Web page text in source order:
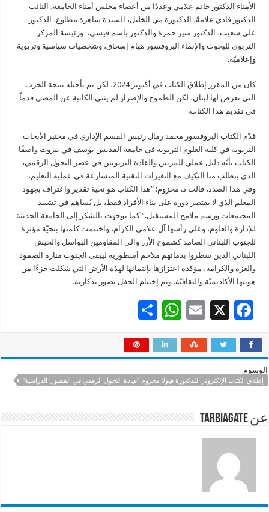
الأمناء الدكتور حاتم علامي وعددًا من أعضاء مجلس أمناء الجامعة، النائب
الدكتور فادي علامةً، الدكتورة مي الخليل، السيدة ساهرة مطاوع، الدكتور
علي شعيب، الدكتور منير حمزة والدكتور باسم قيسي، ورئيسة المركز
التربوي للبحوث والإنماء البروفسور هيام إسحاق، وشخصيات سياسية وتربوية
وإعلاميّة.
كان من المقرر إطلاق الكتاب في أكتوبر 2024، لكن تم تأجيله نتيجة الحرب
التي تعرض لها لبنان، لكن الطموح والإصرار لم يثني الكاتبة عن المضي قدماً
في تقديم هذا الكتاب.
قدّم الكتاب البروفسور محمد رمال رئيس القسم الإداري في مختبر الأبحاث
التربوية في كلية العلوم التربوية في جامعة القديس يوسف في بيروت واصفًا
الكتاب بأنّه دليل عملي للمربين والقادة التربويين في عصر التحول الرقمي،
الذي يتطلب منا التكيف مع التغيرات التقنية المتسارعة في عملية التعليم.
وفي هذا الصدد، قالت د. مخزوم: “هذا الكتاب هو تحية تقدير واعتراف بجهود
المعلم الذي لا يقتصر دوره على بناء الأفراد فقط، بل يُساهم في تشييد
المجتمعات ورسم ملامح المستقبل.” كما توجهت بالشكر إلى الجامعة الحديثة
للإدارة والعلوم، وعلى رأسها آل علامي الكرام، واختتمت كلمتها بتحيّة مؤثرة
للجنوب اللبناني الصامد كشموخ الأرز والى المقاومين البواسل والجيش
اللبناني الذين سطروا بدمائهم ملاحم أسطورية ليبقى الجنوب منارة الصمود
والعزة والكرامة، مؤكدة اعتزازها بإنتمائها لهذه الأرض التي شكلت جزءًا من
هويتها الأكاديميّة والثقافيّة. وتم إختتام الحفل بصور تذكارية.
F
e
o
k
X
E
ai
W
at
p
ar
الوسوم
إطلاق الكتاب الإلكتروني للدكتورة فيولا مخزوم "قيادة التحول الرقمي في الفصول الدراسية"
عن tarbiagate